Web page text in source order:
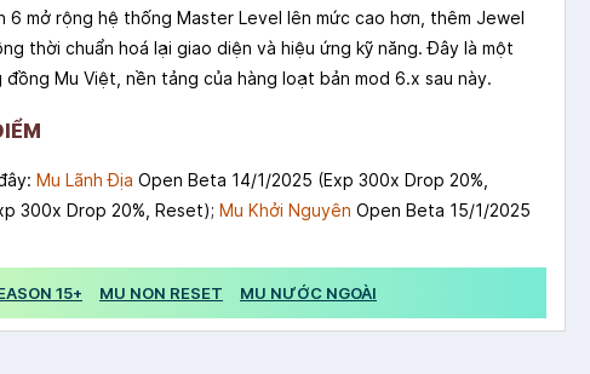
6 mở rộng hệ thống Master Level lên mức cao hơn, thêm Jewel
thời chuẩn hoá lại giao diện và hiệu ứng kỹ năng. Đây là một
Mu Việt, nền tảng của hàng loạt bản mod 6.x sau này.
Mu Lãnh Địa Open Beta 14/1/2025 (Exp 300x Drop 20%,
300x Drop 20%, Reset); Mu Khởi Nguyên Open Beta 15/1/2025
15+ MU NON RESET MU NƯỚC NGOÀI